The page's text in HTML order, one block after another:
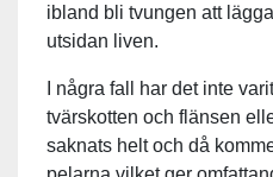
ibland bli tvungen att
utsidan liven.
I några fall har det inte
tvärskotten och flänsen
saknats helt och då